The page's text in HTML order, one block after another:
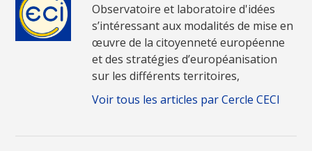
Observatoire et laboratoire d'idées
s’intéressant aux modalités de mise en
œuvre de la citoyenneté européenne
et des stratégies d’européanisation
sur les différents territoires,
Voir tous les articles par Cercle CECI